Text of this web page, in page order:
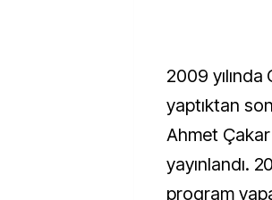
2009
yaptıktan
Ahmet Çakar
yayınlandı.
program